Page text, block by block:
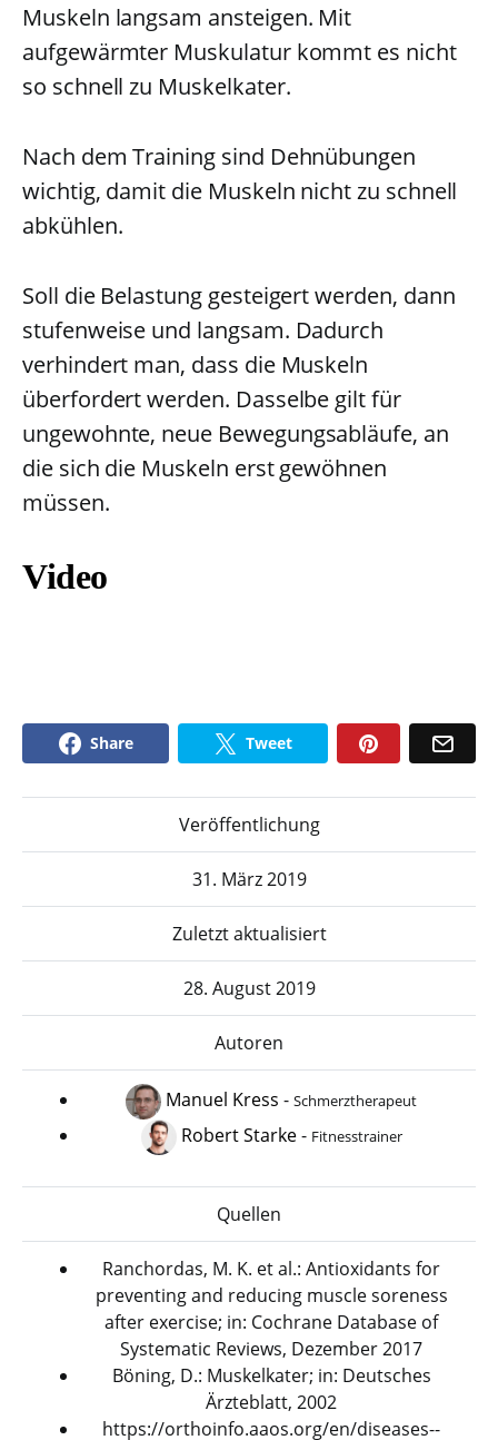
Muskeln langsam ansteigen. Mit
aufgewärmter Muskulatur kommt es nicht
so schnell zu Muskelkater.
Nach dem Training sind Dehnübungen
wichtig, damit die Muskeln nicht zu schnell
abkühlen.
Soll die Belastung gesteigert werden, dann
stufenweise und langsam. Dadurch
verhindert man, dass die Muskeln
überfordert werden. Dasselbe gilt für
ungewohnte, neue Bewegungsabläufe, an
die sich die Muskeln erst gewöhnen
müssen.
Video
Share Tweet
Veröffentlichung
31. März 2019
Zuletzt aktualisiert
28. August 2019
Autoren
Manuel Kress - Schmerztherapeut
Robert Starke- Fitnesstrainer
Quellen
Ranchordas, M. K. et al.: Antioxidants for
preventing and reducing muscle soreness
after exercise; in: Cochrane Database of
Systematic Reviews, Dezember 2017
Böning, D.: Muskelkater; in: Deutsches
Ärzteblatt, 2002
https://orthoinfo.aaos.org/en/diseases--